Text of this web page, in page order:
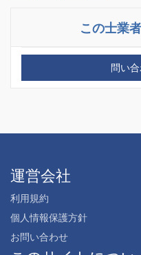
この士業
問い
運営会社
利用規約
個人情報保護方針
お問い合わせ